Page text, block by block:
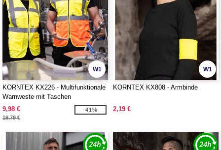
W1
KORNTEX KX226 - Multifunktionale
Warnweste mit Taschen
9,98 €
16,79 €
-41%
W1
KORNTEX KX808 - Armbinde
2,19 €